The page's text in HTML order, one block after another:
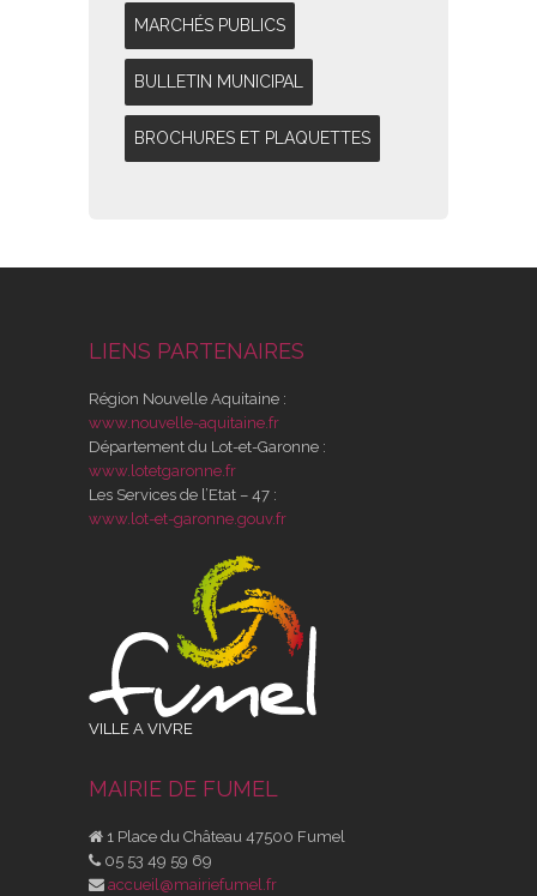
MARCHÉS PUBLICS
BULLETIN MUNICIPAL
BROCHURES ET PLAQUETTES
LIENS PARTENAIRES
Région Nouvelle Aquitaine :
www.nouvelle-aquitaine.fr
Département du Lot-et-Garonne :
www.lotetgaronne.fr
Les Services de l’Etat – 47 :
www.lot-et-garonne.gouv.fr
VILLE A VIVRE
MAIRIE DE FUMEL
1 Place du Château 47500 Fumel
05 53 49 59 69
accueil@mairiefumel.fr